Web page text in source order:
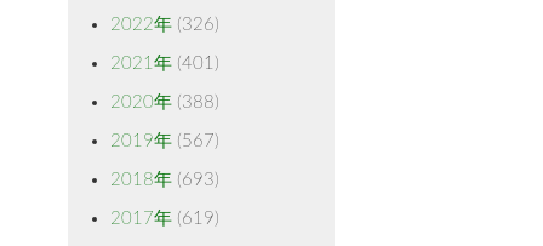
2022年 (326)
2021年 (401)
2020年 (388)
2019年 (567)
2018年 (693)
2017年 (619)